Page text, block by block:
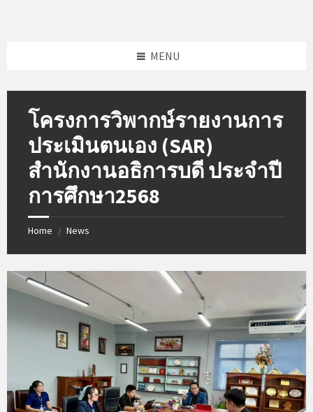
MENU
โครงการวิพากษ์รายงานการ
ประเมินตนเอง (SAR)
สำนักงานอธิการบดี ประจำปี
การศึกษา2568
Home / News